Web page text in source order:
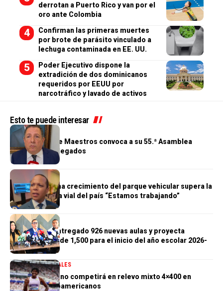
derrotan a Puerto Rico y van por el
oro ante Colombia
Confirman las primeras muertes
por brote de parásito vinculado a
lechuga contaminada en EE. UU.
Poder Ejecutivo dispone la
extradición de dos dominicanos
requeridos por EEUU por
narcotráfico y lavado de activos
Esto te puede interesar
GENERALES
Cooperativa de Maestros convoca a su 55.ª Asamblea
General de Delegados
GENERALES
Morrison afirma crecimiento del parque vehicular supera la
infraestructura vial del país “Estamos trabajando”
GENERALES
Gobierno ha entregado 926 nuevas aulas y proyecta
alcanzar meta de 1,500 para el inicio del año escolar 2026-
2027
DEPORTESGENERALES
Marileidy Paulino competirá en relevo mixto 4×400 en
Juegos Centroamericanos